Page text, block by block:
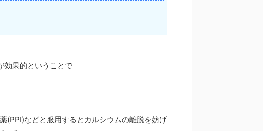
効果的ということで
(PPI)などと服用するとカルシウムの離脱を妨げ